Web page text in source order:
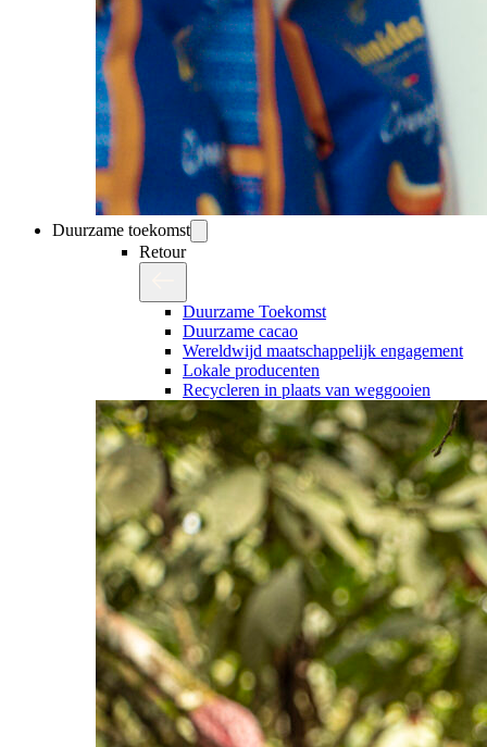
Duurzame toekomst
Retour
Duurzame Toekomst
Duurzame cacao
Wereldwijd maatschappelijk engagement
Lokale producenten
Recycleren in plaats van weggooien